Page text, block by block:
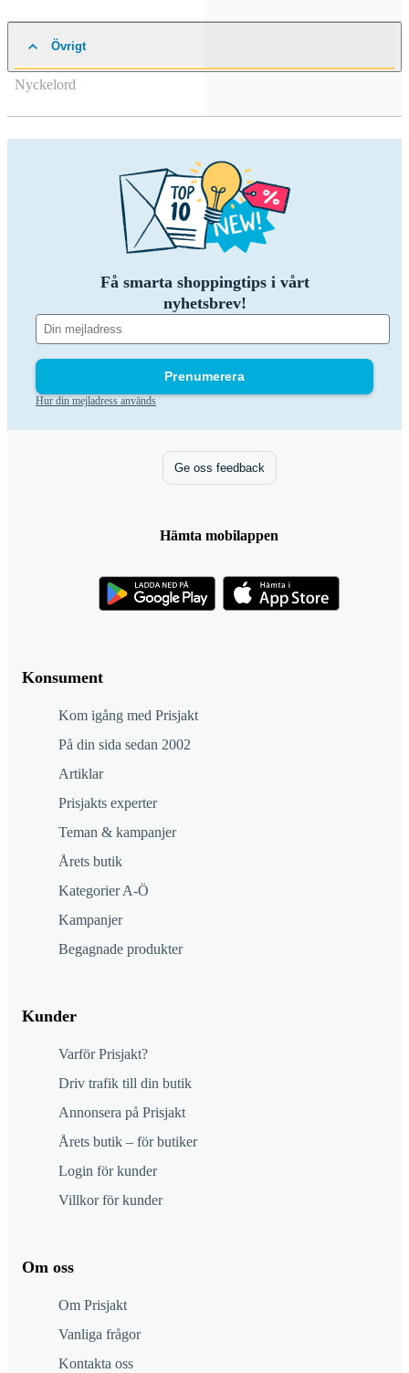
Övrigt
Nyckelord
Få smarta shoppingtips i vårt
nyhetsbrev!
Prenumerera
Hur din mejladress används
Konsument
Kom igång med Prisjakt
På din sida sedan 2002
Artiklar
Prisjakts experter
Teman & kampanjer
Årets butik
Kategorier A-Ö
Kampanjer
Begagnade produkter
Kunder
Varför Prisjakt?
Driv trafik till din butik
Annonsera på Prisjakt
Årets butik – för butiker
Login för kunder
Villkor för kunder
Om oss
Om Prisjakt
Vanliga frågor
Kontakta oss
Ge oss feedback
Hämta mobilappen